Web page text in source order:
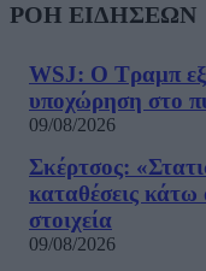
ΡΟΗ ΕΙΔΗΣΕΩΝ
WSJ: Ο Τραμπ
υποχώρηση στο
09/08/2026
Σκέρτσος:
καταθέσεις κάτω
στοιχεία
09/08/2026